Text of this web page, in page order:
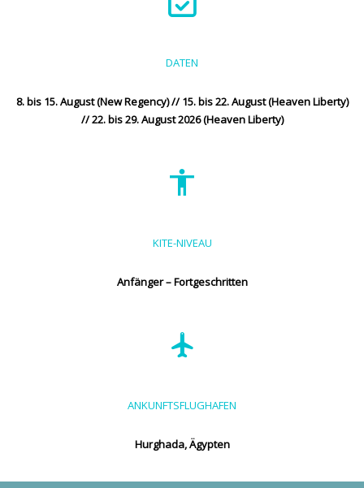
DATEN
8. bis 15. August (New Regency) // 15. bis 22. August (Heaven Liberty)
// 22. bis 29. August 2026 (Heaven Liberty)
KITE-NIVEAU
Anfänger – Fortgeschritten
ANKUNFTSFLUGHAFEN
Hurghada, Ägypten